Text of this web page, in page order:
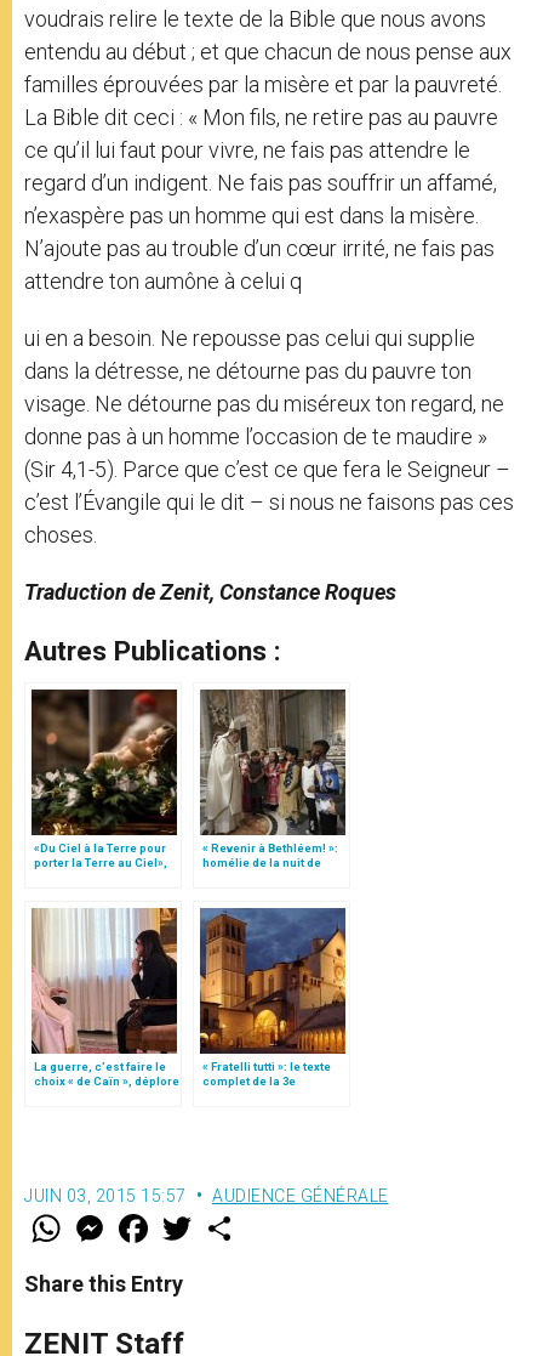
voudrais relire le texte de la Bible que nous avons
entendu au début ; et que chacun de nous pense aux
familles éprouvées par la misère et par la pauvreté.
La Bible dit ceci : « Mon fils, ne retire pas au pauvre
ce qu’il lui faut pour vivre, ne fais pas attendre le
regard d’un indigent. Ne fais pas souffrir un affamé,
n’exaspère pas un homme qui est dans la misère.
N’ajoute pas au trouble d’un cœur irrité, ne fais pas
attendre ton aumône à celui q
ui en a besoin. Ne repousse pas celui qui supplie
dans la détresse, ne détourne pas du pauvre ton
visage. Ne détourne pas du miséreux ton regard, ne
donne pas à un homme l’occasion de te maudire »
(Sir 4,1-5). Parce que c’est ce que fera le Seigneur –
c’est l’Évangile qui le dit – si nous ne faisons pas ces
choses.
Traduction de Zenit, Constance Roques
Autres Publications :
«Du Ciel à la Terre pour
porter la Terre au Ciel»,
« Revenir à Bethléem! »:
homélie de la nuit de
Noël (texte complet)
La guerre, c’est faire le
choix « de Caïn », déplore
« Fratelli tutti »: le texte
complet de la 3e
JUIN 03, 2015 15:57 AUDIENCE GÉNÉRALE
W
t
s
p
M
e
s
e
g
F
a
e
b
o
w
Share this Entry
ZENIT Staff